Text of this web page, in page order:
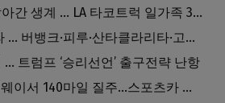
과속 픽업트럭에 날아간 생계 … LA 타코트럭 일가족 3명 부상
폭염 속 산불 잇따라 … 버뱅크·피루·산타클라리타·고먼 잇단 산불
트럼프 ‘승리선언’ 출구전략 난항
테메큘라 15번 프리웨이서 140마일 질주…스포츠카 압수